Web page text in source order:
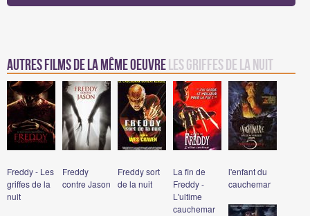
Autres films de la même oeuvreLes griffes de la nuit
Freddy - Les
griffes de la
nuit
Freddy
contre Jason
Freddy sort
de la nuit
La fin de
Freddy -
L'ultime
cauchemar
l'enfant du
cauchemar